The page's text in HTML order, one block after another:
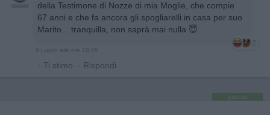
della Testimone di Nozze di mia Moglie, che compie
67 anni e che fa ancora gli spogliarelli in casa per suo
Marito... tranquilla, non saprà mai nulla 😇
2
· Ti stimo · Rispondi
pubblicità